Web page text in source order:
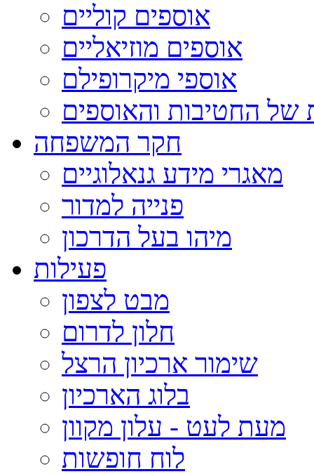
אוספים קוליים
אוספים מוזיאליים
אוספי מיקרופילם
של החטיבות והאוספים
חקר המשפחה
מאגרי מידע גנאלוגיים
פנייה למדור
מיהו בעל הדרכון
פעילות
מבט לצפון
חלון לדרום
שימור ארכיון הרצל
בלוג הארכיון
מעת לעט - עלון מקוון
לוח חופשות